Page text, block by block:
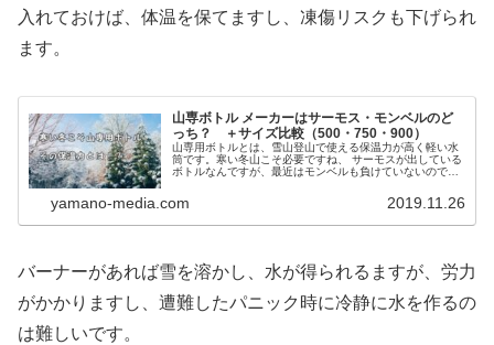
入れておけば、体温を保てますし、凍傷リスクも下げられ
ます。
山専ボトル メーカーはサーモス・モンベルのど
っち？ ＋サイズ比較（500・750・900）
山専用ボトルとは、雪山登山で使える保温力が高く軽い水
筒です。寒い冬山こそ必要ですね、 サーモスが出している
ボトルなんですが、最近はモンベルも負けていないので比
きたらそれでカップラーメンが食べられるなんてすばらし
いです。
yamano-media.com 2019.11.26
バーナーがあれば雪を溶かし、水が得られるますが、労力
がかかりますし、遭難したパニック時に冷静に水を作るの
は難しいです。